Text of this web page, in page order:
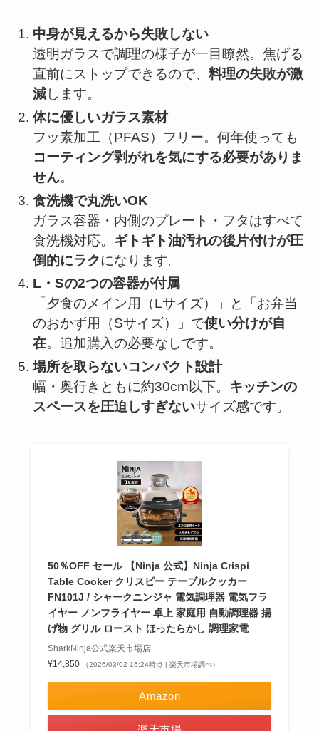
中身が見えるから失敗しない
透明ガラスで調理の様子が一目瞭然。焦げる
直前にストップできるので、料理の失敗が激
減します。
体に優しいガラス素材
フッ素加工（PFAS）フリー。何年使っても
コーティング剥がれを気にする必要がありま
せん。
食洗機で丸洗いOK
ガラス容器・内側のプレート・フタはすべて
食洗機対応。 ギトギト油汚れの後片付けが圧
倒的にラクになります。
L・Sの2つの容器が付属
「夕食のメイン用（Lサイズ）」と「お弁当
のおかず用（Sサイズ）」で使い分けが自
在。追加購入の必要なしです。
場所を取らないコンパクト設計
幅・奥行きともに約30cm以下。 キッチンの
スペースを圧迫しすぎないサイズ感です。
50％OFF セール 【Ninja 公式】Ninja Crispi
Table Cooker クリスピー テーブルクッカー
FN101J / シャークニンジャ 電気調理器 電気フラ
イヤー ノンフライヤー 卓上 家庭用 自動調理器 揚
げ物 グリル ロースト ほったらかし 調理家電
SharkNinja公式楽天市場店
¥14,850
（2026/03/02 16:24時点 | 楽天市場調べ）
Amazon